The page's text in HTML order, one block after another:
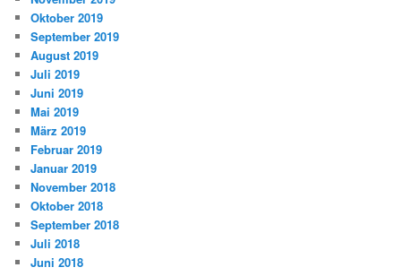
Oktober 2019
September 2019
August 2019
Juli 2019
Juni 2019
Mai 2019
März 2019
Februar 2019
Januar 2019
November 2018
Oktober 2018
September 2018
Juli 2018
Juni 2018